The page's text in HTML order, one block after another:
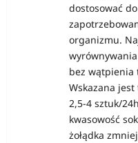
dostosować
organizmu.
bez wątpienia
Wskazana
2,5-4 sztuk/
kwasowość
żołądka